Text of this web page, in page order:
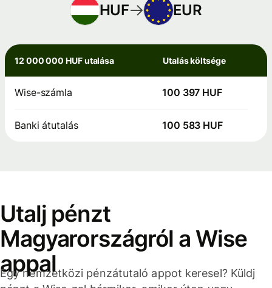
HUF EUR
12 000 000 HUF utalása Utalás költsége
Wise-számla 100 397 HUF
Banki átutalás 100 583 HUF
Utalj pénzt
Magyarországról a Wise
appal
Egy nemzetközi pénzátutaló appot keresel? Küldj